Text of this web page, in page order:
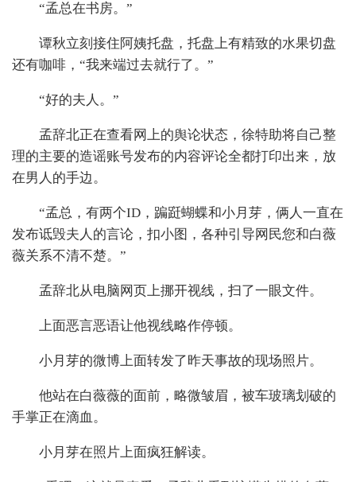
“孟总在书房。”
谭秋立刻接住阿姨托盘，托盘上有精致的水果切盘
还有咖啡，“我来端过去就行了。”
“好的夫人。”
孟辞北正在查看网上的舆论状态，徐特助将自己整
理的主要的造谣账号发布的内容评论全都打印出来，放
在男人的手边。
“孟总，有两个ID，蹁跹蝴蝶和小月芽，俩人一直在
发布诋毁夫人的言论，扣小图，各种引导网民您和白薇
薇关系不清不楚。”
孟辞北从电脑网页上挪开视线，扫了一眼文件。
上面恶言恶语让他视线略作停顿。
小月芽的微博上面转发了昨天事故的现场照片。
他站在白薇薇的面前，略微皱眉，被车玻璃划破的
手掌正在滴血。
小月芽在照片上面疯狂解读。